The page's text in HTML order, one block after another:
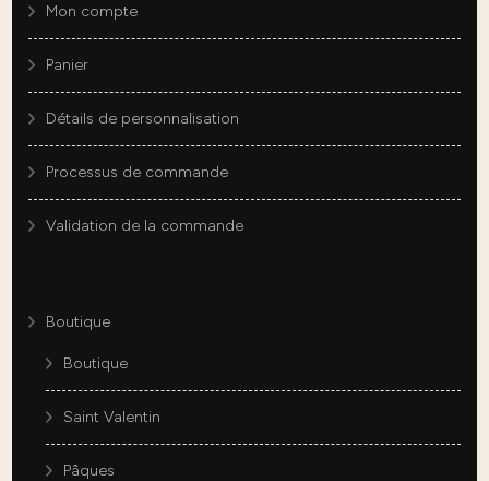
Mon compte
Panier
Détails de personnalisation
Processus de commande
Validation de la commande
Boutique
Boutique
Saint Valentin
Pâques